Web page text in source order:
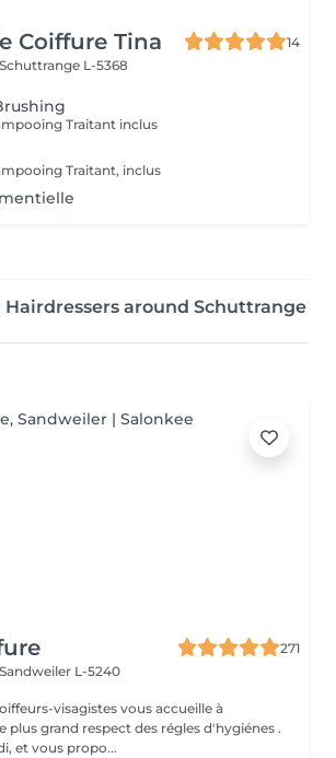
Coiffure Tina
14
Schuttrange L-5368
Traitant inclus
Traitant, inclus
Hairdressers around Schuttrange
271
Sandweiler L-5240
visagistes vous accueille à
plus grand respect des régles d'hygiénes .
et vous propo...